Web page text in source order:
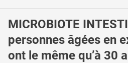
MICROBIOTE
personnes âgées en
ont le même qu’à 30